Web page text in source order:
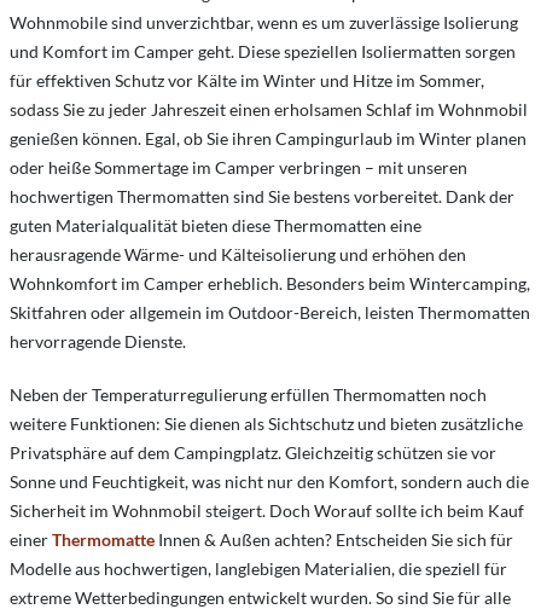
Wohnmobile sind unverzichtbar, wenn es um zuverlässige Isolierung
und Komfort im Camper geht. Diese speziellen Isoliermatten sorgen
für effektiven Schutz vor Kälte im Winter und Hitze im Sommer,
sodass Sie zu jeder Jahreszeit einen erholsamen Schlaf im Wohnmobil
genießen können. Egal, ob Sie ihren Campingurlaub im Winter planen
oder heiße Sommertage im Camper verbringen – mit unseren
hochwertigen Thermomatten sind Sie bestens vorbereitet. Dank der
guten Materialqualität bieten diese Thermomatten eine
herausragende Wärme- und Kälteisolierung und erhöhen den
Wohnkomfort im Camper erheblich. Besonders beim Wintercamping,
Skitfahren oder allgemein im Outdoor-Bereich, leisten Thermomatten
hervorragende Dienste.
Neben der Temperaturregulierung erfüllen Thermomatten noch
weitere Funktionen: Sie dienen als Sichtschutz und bieten zusätzliche
Privatsphäre auf dem Campingplatz. Gleichzeitig schützen sie vor
Sonne und Feuchtigkeit, was nicht nur den Komfort, sondern auch die
Sicherheit im Wohnmobil steigert. Doch Worauf sollte ich beim Kauf
einerThermomatte Innen & Außen achten? Entscheiden Sie sich für
Modelle aus hochwertigen, langlebigen Materialien, die speziell für
extreme Wetterbedingungen entwickelt wurden. So sind Sie für alle